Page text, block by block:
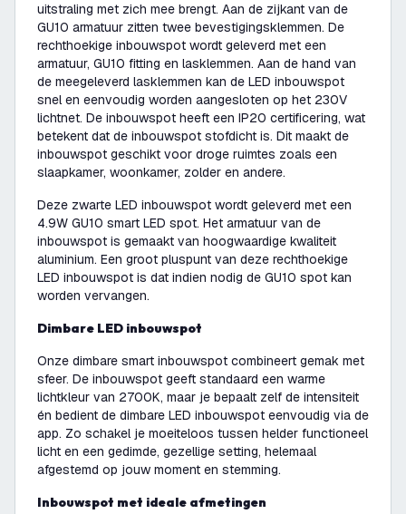
uitstraling met zich mee brengt. Aan de zijkant van de
GU10 armatuur zitten twee bevestigingsklemmen. De
rechthoekige inbouwspot wordt geleverd met een
armatuur, GU10 fitting en lasklemmen. Aan de hand van
de meegeleverd lasklemmen kan de LED inbouwspot
snel en eenvoudig worden aangesloten op het 230V
lichtnet. De inbouwspot heeft een IP20 certificering, wat
betekent dat de inbouwspot stofdicht is. Dit maakt de
inbouwspot geschikt voor droge ruimtes zoals een
slaapkamer, woonkamer, zolder en andere.
Deze zwarte LED inbouwspot wordt geleverd met een
4.9W GU10 smart LED spot. Het armatuur van de
inbouwspot is gemaakt van hoogwaardige kwaliteit
aluminium. Een groot pluspunt van deze rechthoekige
LED inbouwspot is dat indien nodig de GU10 spot kan
worden vervangen.
Dimbare LED inbouwspot
Onze dimbare smart inbouwspot combineert gemak met
sfeer. De inbouwspot geeft standaard een warme
lichtkleur van 2700K, maar je bepaalt zelf de intensiteit
én bedient de dimbare LED inbouwspot eenvoudig via de
app. Zo schakel je moeiteloos tussen helder functioneel
licht en een gedimde, gezellige setting, helemaal
afgestemd op jouw moment en stemming.
Inbouwspot met ideale afmetingen